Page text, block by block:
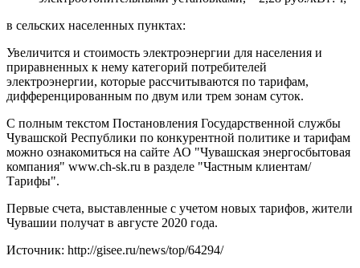
в сельских населенных пунктах:
Увеличится и стоимость электроэнергии для населения и
приравненных к нему категорий потребителей
электроэнергии, которые рассчитываются по тарифам,
дифференцированным по двум или трем зонам суток.
С полным текстом Постановления Государственной службы
Чувашской Республики по конкурентной политике и тарифам
можно ознакомиться на сайте АО "Чувашская энергосбытовая
компания" www.ch-sk.ru в разделе "Частным клиентам/
Тарифы".
Первые счета, выставленные с учетом новых тарифов, жители
Чувашии получат в августе 2020 года.
Источник: http://gisee.ru/news/top/64294/